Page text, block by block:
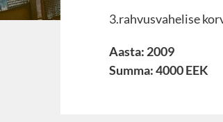
3.rahvusvahelise
Aasta: 2009
Summa: 4000 EEK